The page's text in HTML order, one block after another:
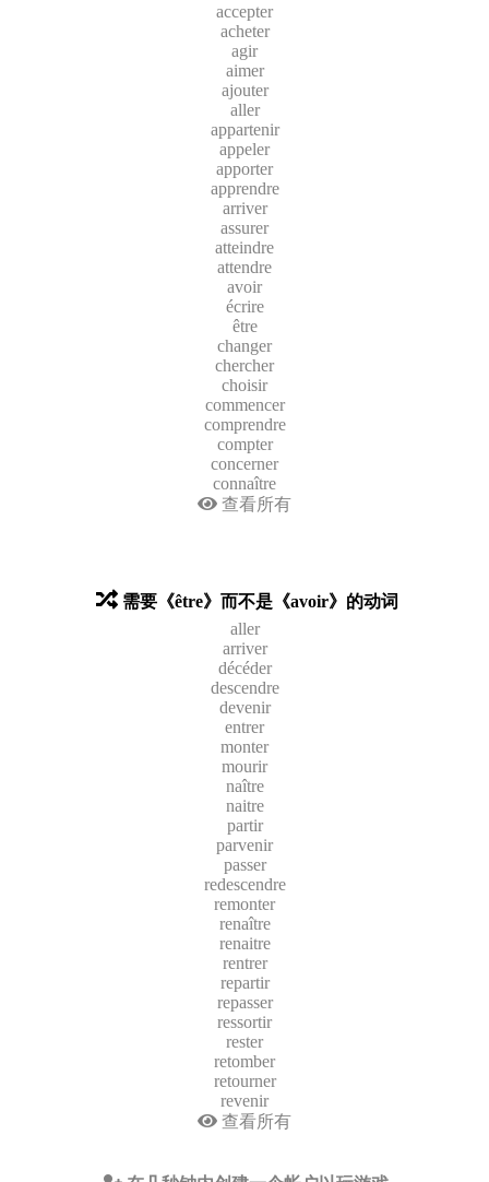
accepter
acheter
agir
aimer
ajouter
aller
appartenir
appeler
apporter
apprendre
arriver
assurer
atteindre
attendre
avoir
écrire
être
changer
chercher
choisir
commencer
comprendre
compter
concerner
connaître
查看所有
需要《être》而不是《avoir》的动词
aller
arriver
décéder
descendre
devenir
entrer
monter
mourir
naître
naitre
partir
parvenir
passer
redescendre
remonter
renaître
renaitre
rentrer
repartir
repasser
ressortir
rester
retomber
retourner
revenir
查看所有